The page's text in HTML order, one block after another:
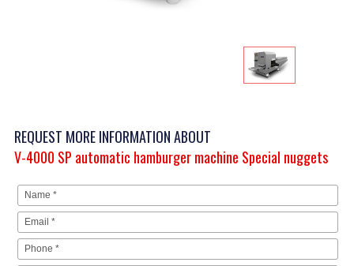
REQUEST MORE INFORMATION ABOUT
V-4000 SP automatic hamburger machine Special nuggets